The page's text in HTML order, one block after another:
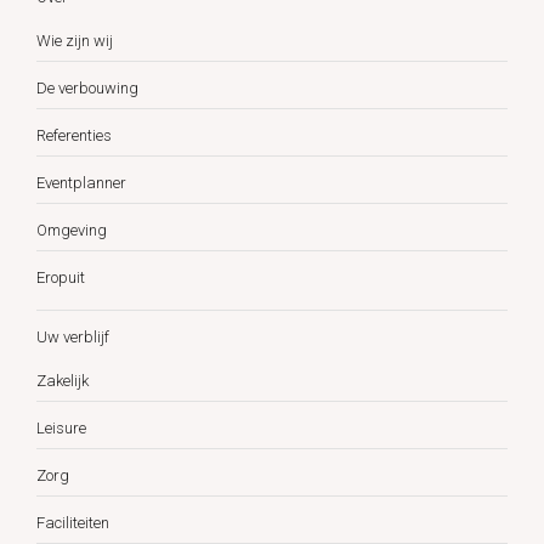
Wie zijn wij
De verbouwing
Referenties
Eventplanner
Omgeving
Eropuit
Uw verblijf
Zakelijk
Leisure
Zorg
Faciliteiten